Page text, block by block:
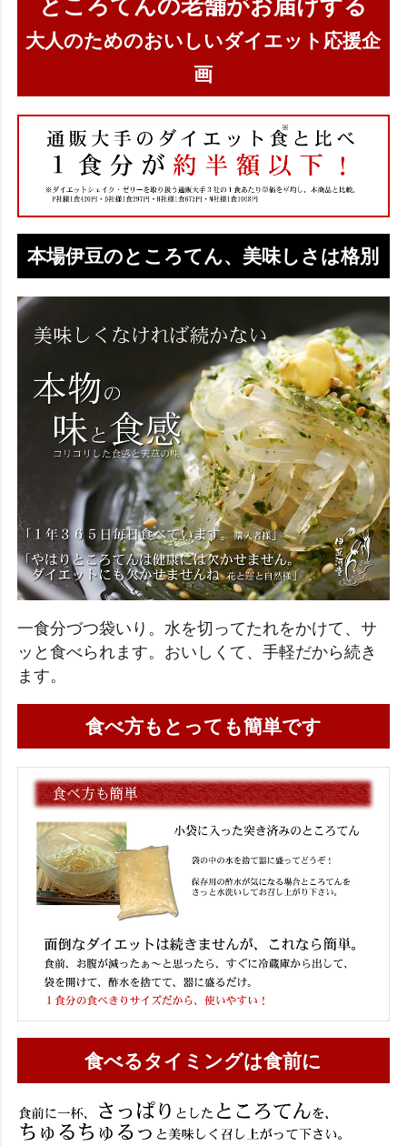
ところてんの老舗がお届けする
大人のためのおいしいダイエット応援企
画
本場伊豆のところてん、美味しさは格別
一食分づつ袋いり。水を切ってたれをかけて、サ
ッと食べられます。おいしくて、手軽だから続き
ます。
食べ方もとっても簡単です
食べるタイミングは食前に